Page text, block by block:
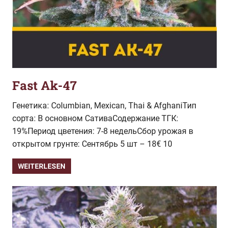
Fast Ak-47
Генетика: Columbian, Mexican, Thai & AfghaniТип
сорта: В основном СативаСодержание ТГК:
19%Период цветения: 7-8 недельСбор урожая в
открытом грунте: Сентябрь 5 шт – 18€ 10
WEITERLESEN